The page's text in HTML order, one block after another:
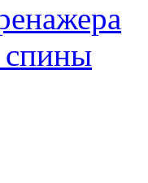
спины